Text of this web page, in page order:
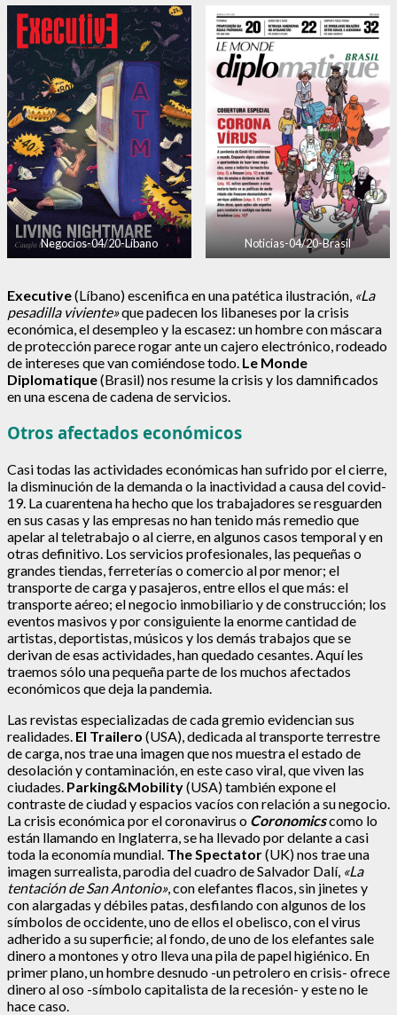
Negocios-04/20-Líbano Noticias-04/20-Brasil
Executive(Líbano) escenifica en una patética ilustración, «La
pesadilla viviente»que padecen los libaneses por la crisis
económica, el desempleo y la escasez: un hombre con máscara
de protección parece rogar ante un cajero electrónico, rodeado
de intereses que van comiéndose todo. Le Monde
Diplomatique(Brasil) nos resume la crisis y los damnificados
en una escena de cadena de servicios.
Otros afectados económicos
Casi todas las actividades económicas han sufrido por el cierre,
la disminución de la demanda o la inactividad a causa del covid-
19. La cuarentena ha hecho que los trabajadores se resguarden
en sus casas y las empresas no han tenido más remedio que
apelar al teletrabajo o al cierre, en algunos casos temporal y en
otras definitivo. Los servicios profesionales, las pequeñas o
grandes tiendas, ferreterías o comercio al por menor; el
transporte de carga y pasajeros, entre ellos el que más: el
transporte aéreo; el negocio inmobiliario y de construcción; los
eventos masivos y por consiguiente la enorme cantidad de
artistas, deportistas, músicos y los demás trabajos que se
derivan de esas actividades, han quedado cesantes. Aquí les
traemos sólo una pequeña parte de los muchos afectados
económicos que deja la pandemia.
Las revistas especializadas de cada gremio evidencian sus
realidades. El Trailero (USA), dedicada al transporte terrestre
de carga, nos trae una imagen que nos muestra el estado de
desolación y contaminación, en este caso viral, que viven las
ciudades. Parking&Mobility(USA) también expone el
contraste de ciudad y espacios vacíos con relación a su negocio.
La crisis económica por el coronavirus o Coronomicscomo lo
están llamando en Inglaterra, se ha llevado por delante a casi
toda la economía mundial. The Spectator(UK) nos trae una
imagen surrealista, parodia del cuadro de Salvador Dalí, «La
tentación de San Antonio», con elefantes flacos, sin jinetes y
con alargadas y débiles patas, desfilando con algunos de los
símbolos de occidente, uno de ellos el obelisco, con el virus
adherido a su superficie; al fondo, de uno de los elefantes sale
dinero a montones y otro lleva una pila de papel higiénico. En
primer plano, un hombre desnudo -un petrolero en crisis- ofrece
dinero al oso -símbolo capitalista de la recesión- y este no le
hace caso.